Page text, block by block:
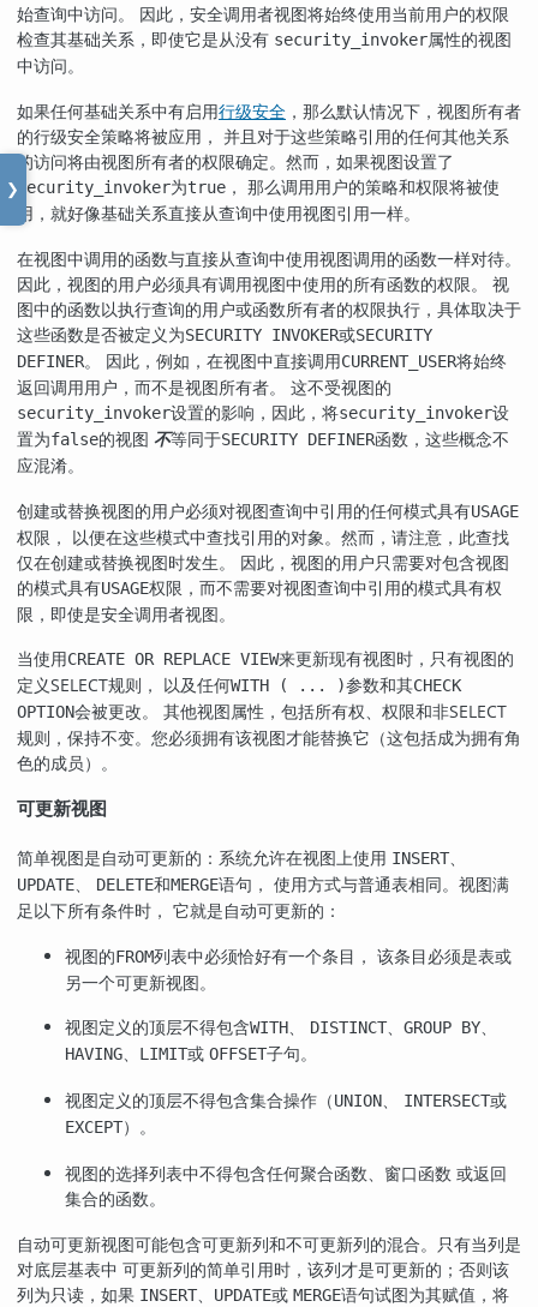
❯
始查询中访问。 因此，安全调用者视图将始终使用当前用户的权限
检查其基础关系，即使它是从没有 security_invoker属性的视图
中访问。
如果任何基础关系中有启用行级安全 ，那么默认情况下，视图所有者
的行级安全策略将被应用， 并且对于这些策略引用的任何其他关系
的访问将由视图所有者的权限确定。然而，如果视图设置了
security_invoker为true ， 那么调用用户的策略和权限将被使
用，就好像基础关系直接从查询中使用视图引用一样。
在视图中调用的函数与直接从查询中使用视图调用的函数一样对待。
因此，视图的用户必须具有调用视图中使用的所有函数的权限。 视
图中的函数以执行查询的用户或函数所有者的权限执行，具体取决于
这些函数是否被定义为SECURITY INVOKER或SECURITY
DEFINER。 因此，例如，在视图中直接调用CURRENT_USER将始终
返回调用用户，而不是视图所有者。 这不受视图的
security_invoker设置的影响，因此，将security_invoker设
置为false的视图 不等同于SECURITY DEFINER函数，这些概念不
应混淆。
创建或替换视图的用户必须对视图查询中引用的任何模式具有USAGE
权限， 以便在这些模式中查找引用的对象。然而，请注意，此查找
仅在创建或替换视图时发生。 因此，视图的用户只需要对包含视图
的模式具有USAGE权限，而不需要对视图查询中引用的模式具有权
限，即使是安全调用者视图。
当使用CREATE OR REPLACE VIEW来更新现有视图时，只有视图的
定义SELECT规则， 以及任何WITH ( ... )参数和其CHECK
OPTION会被更改。 其他视图属性，包括所有权、权限和非SELECT
规则，保持不变。您必须拥有该视图才能替换它（这包括成为拥有角
色的成员）。
可更新视图
简单视图是自动可更新的：系统允许在视图上使用 INSERT
UPDATE DELETE和MERGE语句， 使用方式与普通表相同。视图满
足以下所有条件时， 它就是自动可更新的：
视图的FROM列表中必须恰好有一个条目， 该条目必须是表或
另一个可更新视图。
视图定义的顶层不得包含WITH、 DISTINCT、 GROUP BY、
HAVING、 LIMIT或 OFFSET子句。
视图定义的顶层不得包含集合操作（UNION、 INTERSECT或
EXCEPT）。
视图的选择列表中不得包含任何聚合函数、窗口函数 或返回
集合的函数。
自动可更新视图可能包含可更新列和不可更新列的混合。只有当列是
对底层基表中 可更新列的简单引用时，该列才是可更新的；否则该
列为只读，如果 INSERT UPDATE或 MERGE语句试图为其赋值，将